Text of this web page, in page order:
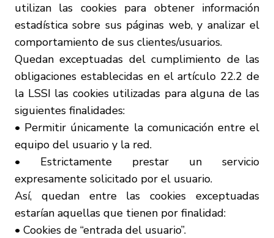
utilizan las cookies para obtener información
estadística sobre sus páginas web, y analizar el
comportamiento de sus clientes/usuarios.
Quedan exceptuadas del cumplimiento de las
obligaciones establecidas en el artículo 22.2 de
la LSSI las cookies utilizadas para alguna de las
siguientes finalidades:
• Permitir únicamente la comunicación entre el
equipo del usuario y la red.
• Estrictamente prestar un servicio
expresamente solicitado por el usuario.
Así, quedan entre las cookies exceptuadas
estarían aquellas que tienen por finalidad:
• Cookies de “entrada del usuario”.